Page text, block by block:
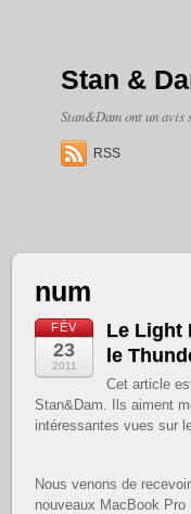
Stan &
Stan&Dam ont un avis
RSS
num
FÉV
23
2011
Le Light
le
Cet article
Stan&Dam. Ils aiment
intéressantes vues sur
Nous venons de
nouveaux MacBook Pro